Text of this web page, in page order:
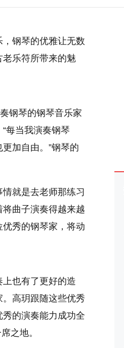
钢琴的优雅让无数
乐符所带来的魅
钢琴的钢琴音乐家
每当我演奏钢琴
加自由。”钢琴的
就是去老师那练习
曲子演奏得越来越
秀的钢琴家，将动
上也有了更好的造
高玥跟随这些优秀
的演奏能力成功全
之地。